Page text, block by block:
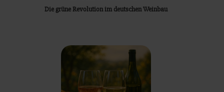
Die grüne Revolution im deutschen Weinbau